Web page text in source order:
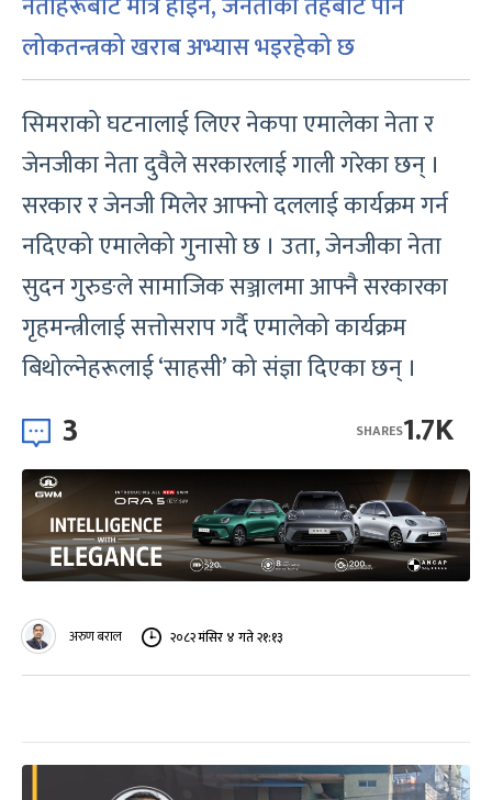
लोकतन्त्रको खराब अभ्यास भइरहेको छ
सिमराको घटनालाई लिएर नेकपा एमालेका नेता र
जेनजीका नेता दुवैले सरकारलाई गाली गरेका छन् ।
सरकार र जेनजी मिलेर आफ्नो दललाई कार्यक्रम गर्न
नदिएको एमालेको गुनासो छ । उता, जेनजीका नेता
सुदन गुरुङले सामाजिक सञ्जालमा आफ्नै सरकारका
गृहमन्त्रीलाई सत्तोसराप गर्दै एमालेको कार्यक्रम
बिथोल्नेहरूलाई ‘साहसी’ को संज्ञा दिएका छन् ।
3 1.7K
SHARES
अरुण बराल २०८२ मंसिर ४ गते २१:१३